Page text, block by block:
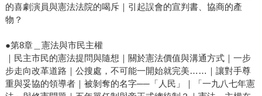
的喜劇演員與憲法法院的喝斥｜引起誤會的宣判書、協商的產
物？
●第8章＿憲法與市民主權
｜民主市民的憲法提問與隨想｜關於憲法價值與溝通方式｜一步
步走向改革道路｜公搜處，不可能一開始就完美……｜讓對手尊
重與妥協的領導者｜被剝奪的名字──「人民」｜「一九八七年憲